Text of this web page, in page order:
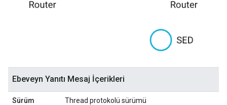
Ebeveyn Yanıtı Mesaj İçerikleri
Sürüm Thread protokolü sürümü